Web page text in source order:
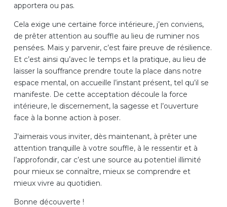
apportera ou pas.
Cela exige une certaine force intérieure, j’en conviens,
de prêter attention au souffle au lieu de ruminer nos
pensées. Mais y parvenir, c’est faire preuve de résilience.
Et c’est ainsi qu’avec le temps et la pratique, au lieu de
laisser la souffrance prendre toute la place dans notre
espace mental, on accueille l’instant présent, tel qu’il se
manifeste. De cette acceptation découle la force
intérieure, le discernement, la sagesse et l’ouverture
face à la bonne action à poser.
J’aimerais vous inviter, dès maintenant, à prêter une
attention tranquille à votre souffle, à le ressentir et à
l’approfondir, car c’est une source au potentiel illimité
pour mieux se connaître, mieux se comprendre et
mieux vivre au quotidien.
Bonne découverte !